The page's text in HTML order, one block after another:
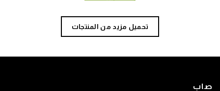
تحميل مزيد من المنتجات
صاب